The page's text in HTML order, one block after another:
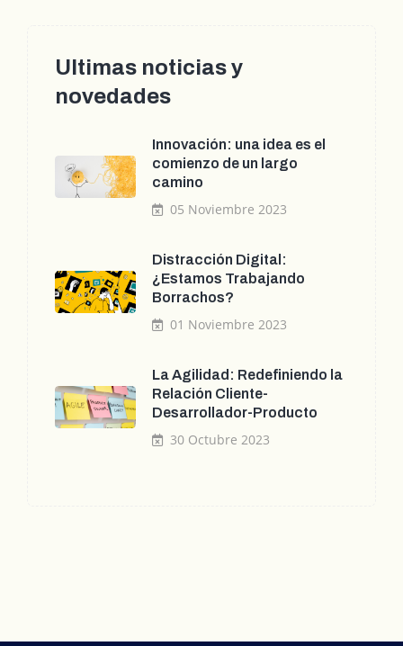
Ultimas noticias y
novedades
Innovación: una idea es el
comienzo de un largo
camino
05 Noviembre 2023
Distracción Digital:
¿Estamos Trabajando
Borrachos?
01 Noviembre 2023
La Agilidad: Redefiniendo la
Relación Cliente-
Desarrollador-Producto
30 Octubre 2023